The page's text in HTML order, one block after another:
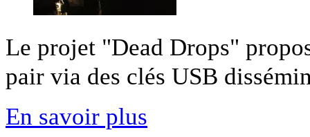
Le projet "Dead Drops"
pair via des clés USB
En savoir plus